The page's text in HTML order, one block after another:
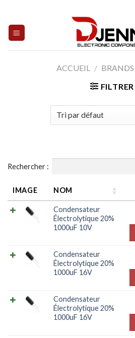
content
ACCUEIL / BRANDS
FILTRER
Rechercher :
IMAGE NOM
Condensateur
Électrolytique 20%
1000uF 10V
Condensateur
Électrolytique 20%
1000uF 16V
Condensateur
Électrolytique 20%
1000uF 16V